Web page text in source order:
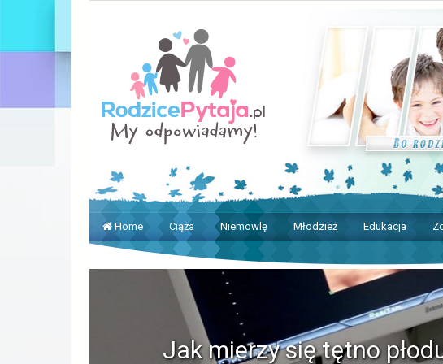
Home Ciąża Niemowlę Młodzież Edukacja
Jak mierzy się tętno